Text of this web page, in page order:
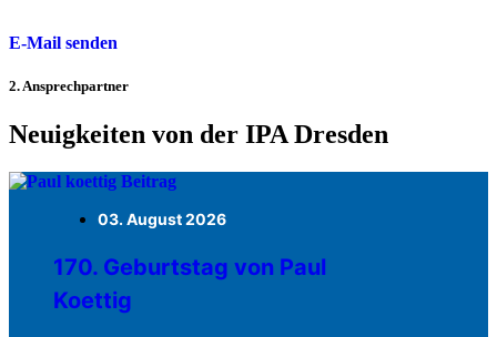
E-Mail senden
2. Ansprechpartner
Neuigkeiten von der IPA Dresden
03. August 2026
170. Geburtstag von Paul
Koettig